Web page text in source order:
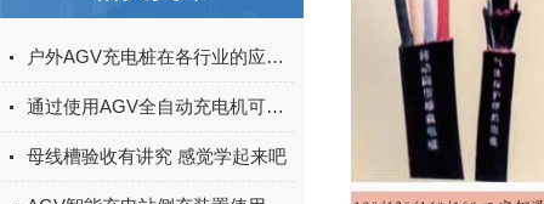
户外AGV充电桩在各行业的应用案例
通过使用AGV全自动充电机可以大大提高AGV的运行效率和充电效率
母线槽验收有讲究 感觉学起来吧